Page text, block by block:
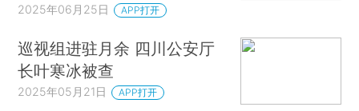
2025年06月25日 APP打开
巡视组进驻月余 四川公安厅
长叶寒冰被查
2025年05月21日 APP打开